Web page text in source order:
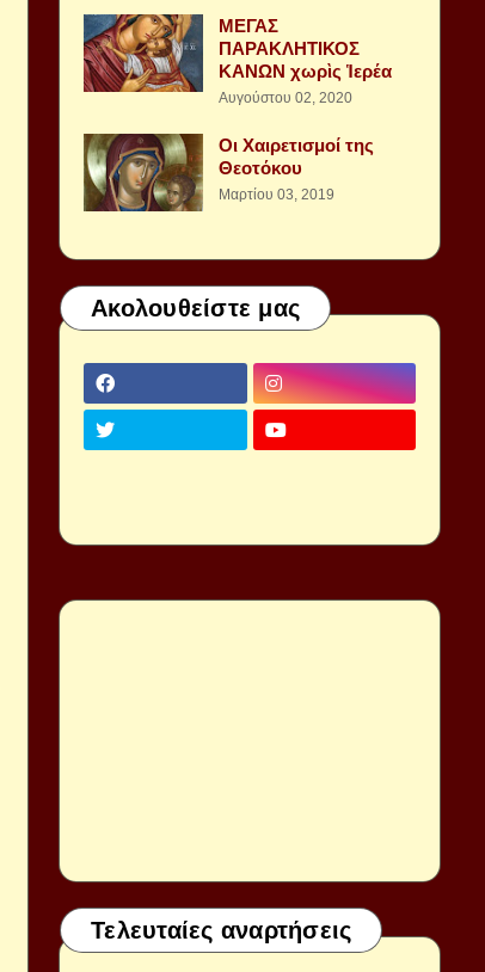
ΜΕΓΑΣ
ΠΑΡΑΚΛΗΤΙΚΟΣ
ΚΑΝΩΝ χωρὶς Ἱερέα
Αυγούστου 02, 2020
Οι Χαιρετισμοί της
Θεοτόκου
Μαρτίου 03, 2019
Ακολουθείστε μας
Τελευταίες αναρτήσεις